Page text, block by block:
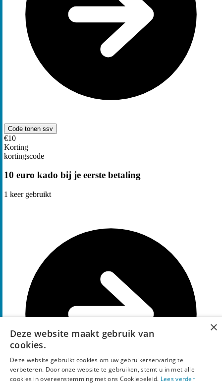
Code tonen ssv
€10
Korting
kortingscode
10 euro kado bij je eerste betaling
1 keer gebruikt
×
Deze website maakt gebruik van
cookies.
Deze website gebruikt cookies om uw gebruikerservaring te
verbeteren. Door onze website te gebruiken, stemt u in met alle
cookies in overeenstemming met ons Cookiebeleid. Lees verder